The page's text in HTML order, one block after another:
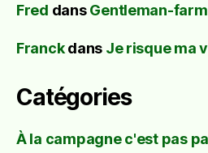
Fred dansGentleman-
Franckdans Je risque ma
Catégories
À la campagne c'est pas